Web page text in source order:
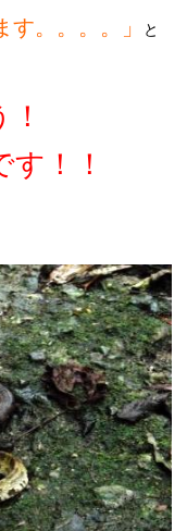
す。。。。」 と
！！